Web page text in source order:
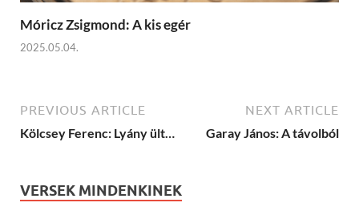
Móricz Zsigmond: A kis egér
2025.05.04.
PREVIOUS ARTICLE
Kölcsey Ferenc: Lyány ült…
NEXT ARTICLE
Garay János: A távolból
VERSEK MINDENKINEK